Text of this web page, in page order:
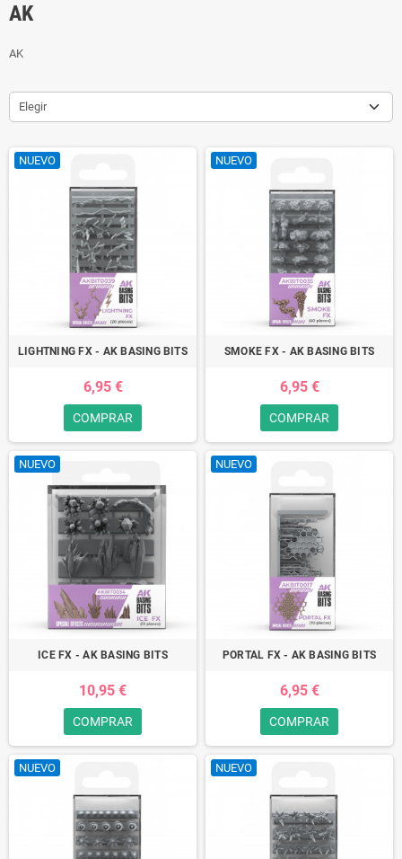
AK
AK
Elegir
NUEVO
LIGHTNING FX - AK BASING BITS
6,95 €
COMPRAR
NUEVO
SMOKE FX - AK BASING BITS
6,95 €
COMPRAR
NUEVO
ICE FX - AK BASING BITS
10,95 €
COMPRAR
NUEVO
PORTAL FX - AK BASING BITS
6,95 €
COMPRAR
NUEVO NUEVO